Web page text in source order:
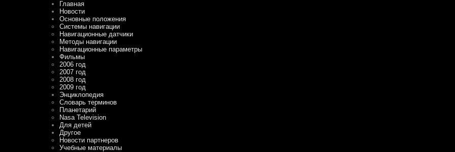
Главная
Новости
Основные положения
Системы навигации
Навигационные датчики
Методы навигации
Навигационные параметры
Фильмы
2006 год
2007 год
2008 год
2009 год
Энциклопедия
Словарь терминов
Планетарий
Nasa Television
Для детей
Другое
Новости партнеров
Учебные материалы